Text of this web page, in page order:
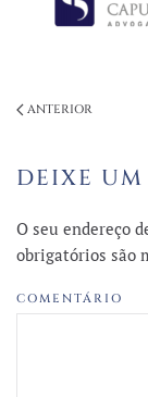
ANTERIOR
DEIXE
O seu endereço
obrigatórios são
COMENTÁRIO